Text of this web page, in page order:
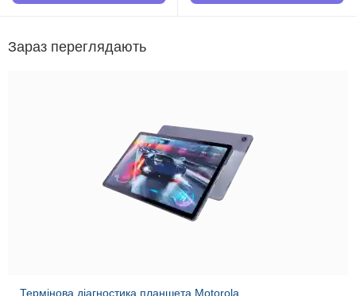
Зараз переглядають
Термінова діагностика планшета Motorola